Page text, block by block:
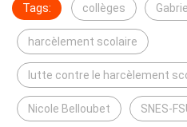
Tags: collèges
harcèlement scolaire
lutte contre le harcèlement
Nicole Belloubet SNES-